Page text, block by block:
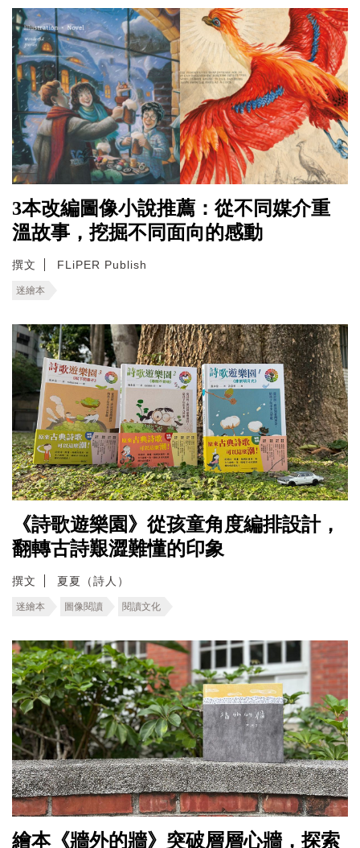
3本改編圖像小說推薦：從不同媒介重
溫故事，挖掘不同面向的感動
撰文 FLiPER Publish
迷繪本
《詩歌遊樂園》從孩童角度編排設計，
翻轉古詩艱澀難懂的印象
撰文 夏夏（詩人）
迷繪本 圖像閱讀 閱讀文化
繪本《牆外的牆》突破層層心牆，探索